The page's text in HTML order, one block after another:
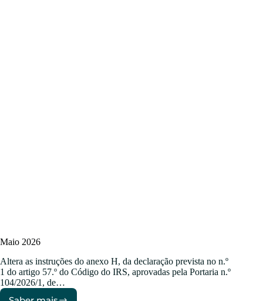
Maio 2026
Altera as instruções do anexo H, da declaração prevista no n.º
1 do artigo 57.º do Código do IRS, aprovadas pela Portaria n.º
104/2026/1, de…